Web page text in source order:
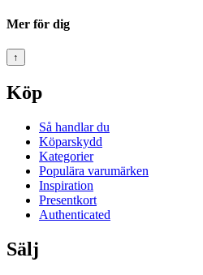
Mer för dig
↑
Köp
Så handlar du
Köparskydd
Kategorier
Populära varumärken
Inspiration
Presentkort
Authenticated
Sälj